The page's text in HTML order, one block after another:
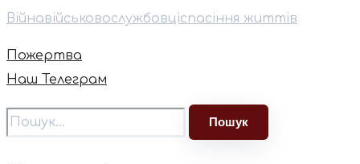
Війнавійськовослужбовціспасіння життів
Пожертва
Наш Телеграм